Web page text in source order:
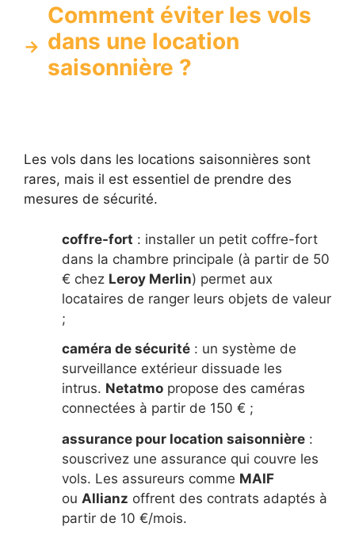
Comment éviter les vols
dans une location
saisonnière ?
Les vols dans les locations saisonnières sont
rares, mais il est essentiel de prendre des
mesures de sécurité.
coffre-fort : installer un petit coffre-fort
dans la chambre principale (à partir de 50
€ chez Leroy Merlin) permet aux
locataires de ranger leurs objets de valeur
;
caméra de sécurité : un système de
surveillance extérieur dissuade les
intrus. Netatmo propose des caméras
connectées à partir de 150 € ;
assurance pour location saisonnière :
souscrivez une assurance qui couvre les
vols. Les assureurs comme MAIF
ou Allianz offrent des contrats adaptés à
partir de 10 €/mois.